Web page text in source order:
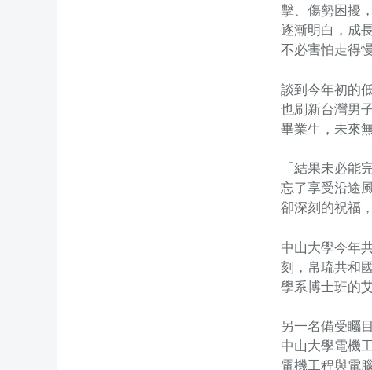
擊、傷勢困擾
逐漸明白，成
不必害怕走得
談到今年初的
也刷新台灣男
畢業生，未來
「結果未必能
忘了享受沿途
卻深刻的祝福
中山大學今年
刻，帛琉共和
學系博士班的
另一名備受矚
中山大學電機
電機工程與電